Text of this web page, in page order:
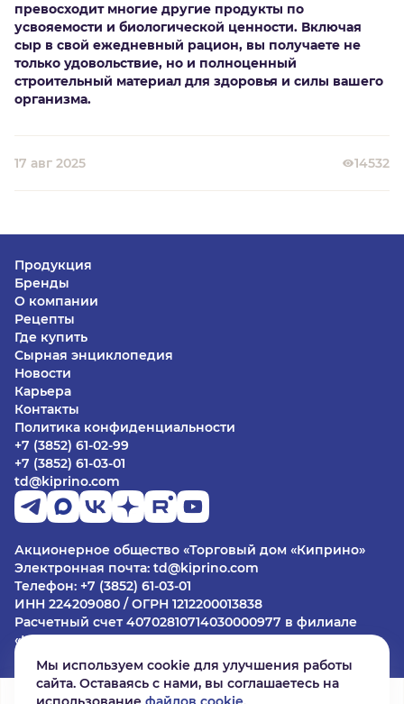
превосходит многие другие продукты по
усвояемости и биологической ценности. Включая
сыр в свой ежедневный рацион, вы получаете не
только удовольствие, но и полноценный
строительный материал для здоровья и силы вашего
организма.
17 авг 2025 14532
Продукция
Бренды
О компании
Рецепты
Где купить
Сырная энциклопедия
Новости
Карьера
Контакты
Политика конфиденциальности
+7 (3852) 61-02-99
+7 (3852) 61-03-01
td@kiprino.com
Акционерное общество «Торговый дом «Киприно»
Электронная почта: td@kiprino.com
Телефон: +7 (3852) 61-03-01
ИНН 224209080 / ОГРН 1212200013838
Расчетный счет 40702810714030000977 в филиале
«Центральный» Банка ВТБ (ПАО) в г. Москве
БИК 044525411
Юридический адрес: 656002, Алтайский край г.
Барнаул, ул. Хлебозаводская, дом 10
Мы используем cookie для улучшения работы
сайта. Оставаясь с нами, вы соглашаетесь на